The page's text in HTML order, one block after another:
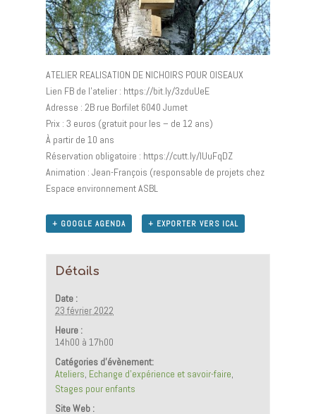
ATELIER REALISATION DE NICHOIRS POUR OISEAUX
Lien FB de l’atelier : https://bit.ly/3zduUeE
Adresse : 2B rue Borfilet 6040 Jumet
Prix : 3 euros (gratuit pour les – de 12 ans)
À partir de 10 ans
Réservation obligatoire : https://cutt.ly/lUuFqDZ
Animation : Jean-François (responsable de projets chez
Espace environnement ASBL
+ GOOGLE AGENDA + EXPORTER VERS ICAL
Détails
Date :
23 février 2022
Heure :
14h00 à 17h00
Catégories d’évènement:
Ateliers, Echange d'expérience et savoir-faire,
Stages pour enfants
Site Web :